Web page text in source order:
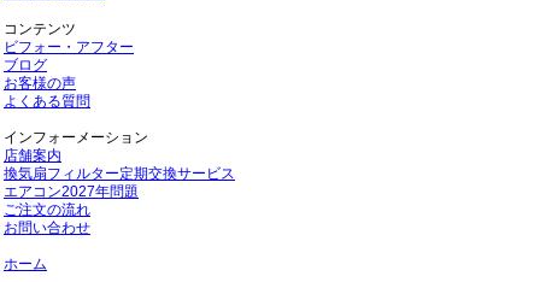
コンテンツ
ビフォー・アフター
ブログ
お客様の声
よくある質問
インフォーメーション
店舗案内
換気扇フィルター定期交換サービス
エアコン2027年問題
ご注文の流れ
お問い合わせ
ホーム